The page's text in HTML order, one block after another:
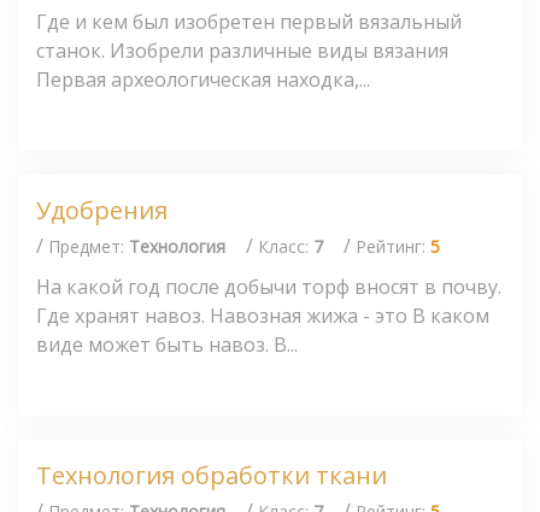
Где и кем был изобретен первый вязальный
станок. Изобрели различные виды вязания
Первая археологическая находка,...
Удобрения
/ Предмет: Технология / Класс: 7 / Рейтинг: 5
На какой год после добычи торф вносят в почву.
Где хранят навоз. Навозная жижа - это В каком
виде может быть навоз. В...
Технология обработки ткани